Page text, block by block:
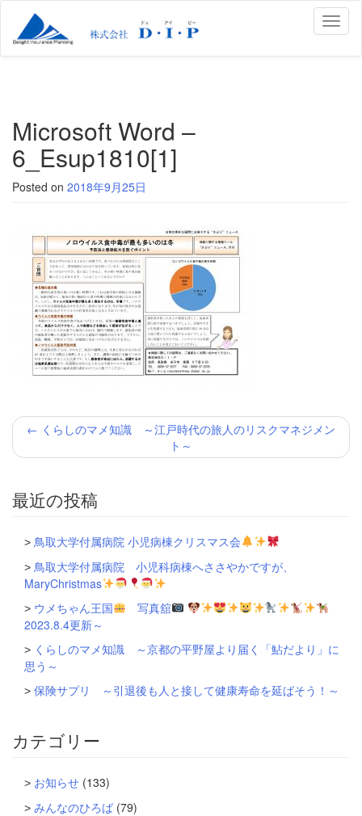
Microsoft Word –
6_Esup1810[1]
Posted on 2018年9月25日
投
ナ
ー
シ
ン
← くらしのマメ知識 ～江戸時代の旅人のリスクマネジメン
ト～
最近の投稿
鳥取大学付属病院 小児病棟クリスマス会
鳥取大学付属病院 小児科病棟へささやかですが、
MaryChristmas
ウメちゃん王国
写真舘
2023.8.4更新～
くらしのマメ知識 ～京都の平野屋より届く「鮎だより」に
思う～
保険サプリ ～引退後も人と接して健康寿命を延ばそう！～
カテゴリー
お知らせ (133)
みんなのひろば (79)